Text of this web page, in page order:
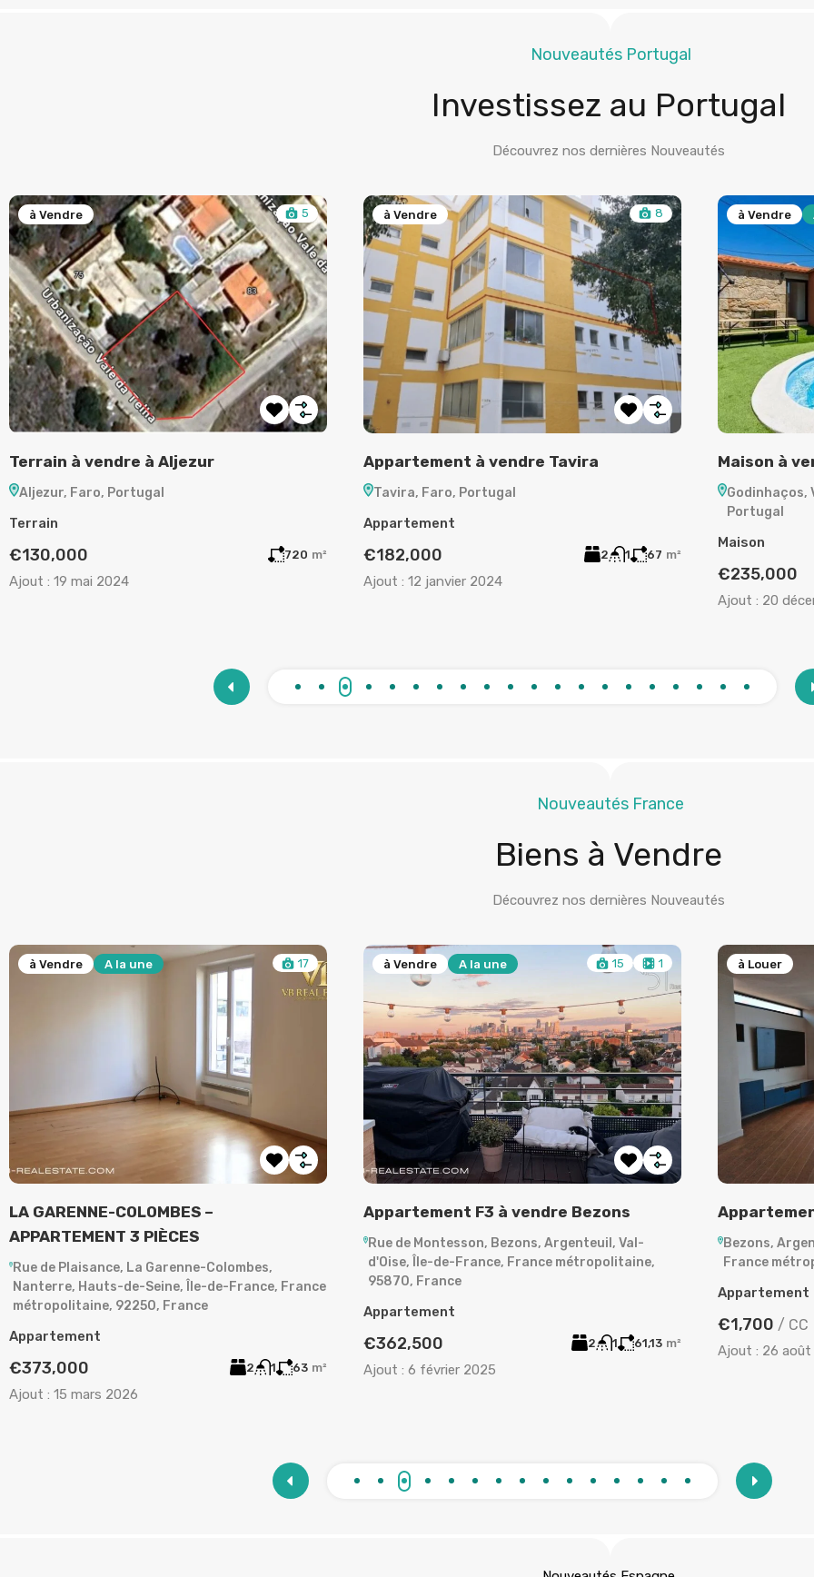
Nouveautés Portugal
Investissez au Portugal
Découvrez nos dernières Nouveautés
à Vendre 5
Terrain à vendre à Aljezur
Aljezur, Faro, Portugal
Terrain
€130,000 720 m²
Ajout : 19 mai 2024
à Vendre 8
Appartement à vendre Tavira
Tavira, Faro, Portugal
Appartement
€182,000 2 1 67 m²
Ajout : 12 janvier 2024
à Vendre
Maison à
Godinhaços,
Portugal
Maison
€235,000
Ajout : 20
Nouveautés France
Biens à Vendre
Découvrez nos dernières Nouveautés
à Vendre A la une 17
LA GARENNE-COLOMBES –
APPARTEMENT 3 PIÈCES
Rue de Plaisance, La Garenne-Colombes,
Nanterre, Hauts-de-Seine, Île-de-France, France
métropolitaine, 92250, France
Appartement
€373,000 2 1 63 m²
Ajout : 15 mars 2026
à Vendre A la une 15 1
Appartement F3 à vendre Bezons
Rue de Montesson, Bezons, Argenteuil, Val-
d'Oise, Île-de-France, France métropolitaine,
95870, France
Appartement
€362,500 2 1 61,13 m²
Ajout : 6 février 2025
à Louer
Bezons,
France
Appartement
€1,700 / CC
Ajout : 26